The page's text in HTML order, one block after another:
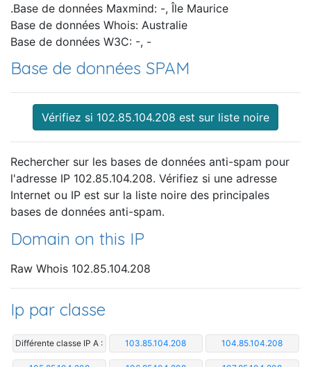
.Base de données Maxmind: -, Île Maurice
Base de données Whois: Australie
Base de données W3C: -, -
Base de données SPAM
Vérifiez si 102.85.104.208 est sur liste noire
Rechercher sur les bases de données anti-spam pour
l'adresse IP 102.85.104.208. Vérifiez si une adresse
Internet ou IP est sur la liste noire des principales
bases de données anti-spam.
Domain on this IP
Raw Whois 102.85.104.208
Ip par classe
Différente classe IP A : 103.85.104.208 104.85.104.208